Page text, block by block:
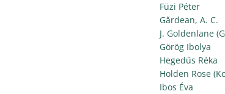
Füzi Péter
Gărdean, A. C.
J. Goldenlane
Görög Ibolya
Hegedűs Réka
Holden Rose
Ibos Éva